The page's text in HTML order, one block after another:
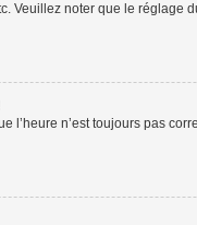
Veuillez noter que le
l’heure n’est toujours pas